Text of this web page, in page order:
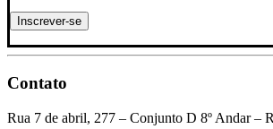
Contato
Rua 7 de abril, 277 – Conjunto D 8º Andar –